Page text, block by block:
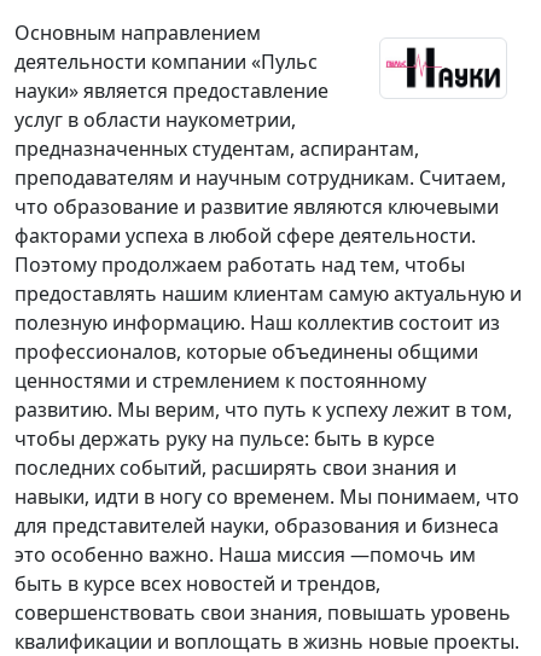
Основным направлением
деятельности компании «Пульс
науки» является предоставление
услуг в области наукометрии,
предназначенных студентам, аспирантам,
преподавателям и научным сотрудникам. Считаем,
что образование и развитие являются ключевыми
факторами успеха в любой сфере деятельности.
Поэтому продолжаем работать над тем, чтобы
предоставлять нашим клиентам самую актуальную и
полезную информацию. Наш коллектив состоит из
профессионалов, которые объединены общими
ценностями и стремлением к постоянному
развитию. Мы верим, что путь к успеху лежит в том,
чтобы держать руку на пульсе: быть в курсе
последних событий, расширять свои знания и
навыки, идти в ногу со временем. Мы понимаем, что
для представителей науки, образования и бизнеса
это особенно важно. Наша миссия —помочь им
быть в курсе всех новостей и трендов,
совершенствовать свои знания, повышать уровень
квалификации и воплощать в жизнь новые проекты.